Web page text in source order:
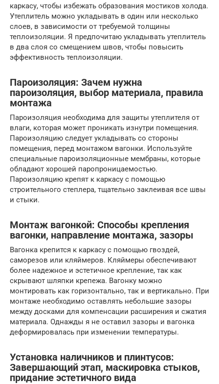
каркасу, чтобы избежать образования мостиков холода.
Утеплитель можно укладывать в один или несколько
слоев, в зависимости от требуемой толщины
теплоизоляции. Я предпочитаю укладывать утеплитель
в два слоя со смещением швов, чтобы повысить
эффективность теплоизоляции.
Пароизоляция: Зачем нужна
пароизоляция, выбор материала, правила
монтажа
Пароизоляция необходима для защиты утеплителя от
влаги, которая может проникать изнутри помещения.
Пароизоляцию следует укладывать со стороны
помещения, перед монтажом вагонки. Используйте
специальные пароизоляционные мембраны, которые
обладают хорошей паропроницаемостью.
Пароизоляцию крепят к каркасу с помощью
строительного степлера, тщательно заклеивая все швы
и стыки.
Монтаж вагонкой: Способы крепления
вагонки, направление монтажа, зазоры
Вагонка крепится к каркасу с помощью гвоздей,
саморезов или кляймеров. Кляймеры обеспечивают
более надежное и эстетичное крепление, так как
скрывают шляпки крепежа. Вагонку можно
монтировать как горизонтально, так и вертикально. При
монтаже необходимо оставлять небольшие зазоры
между досками для компенсации расширения и сжатия
материала. Однажды я не оставил зазоры и вагонка
деформировалась при изменении температуры.
Установка наличников и плинтусов:
Завершающий этап, маскировка стыков,
придание эстетичного вида